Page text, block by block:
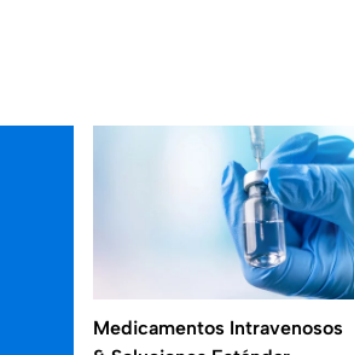
Medicamentos Intravenosos